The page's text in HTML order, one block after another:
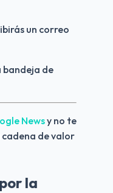
un correo
bandeja de
News y no te
cadena de valor
la